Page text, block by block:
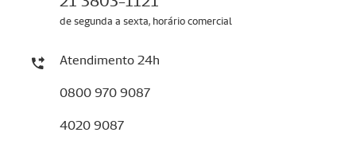
de segunda a sexta, horário comercial
Atendimento 24h
0800 970 9087
4020 9087